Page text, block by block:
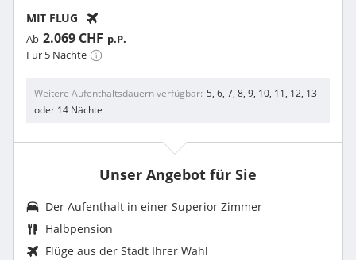
MIT FLUG
Ab 2.069 CHF p.P.
Für 5 Nächte
Weitere Aufenthaltsdauern verfügbar 5, 6, 7, 8, 9, 10, 11, 12, 13
oder 14 Nächte
Unser Angebot für Sie
Der Aufenthalt in einer Superior Zimmer
Halbpension
Flüge aus der Stadt Ihrer Wahl